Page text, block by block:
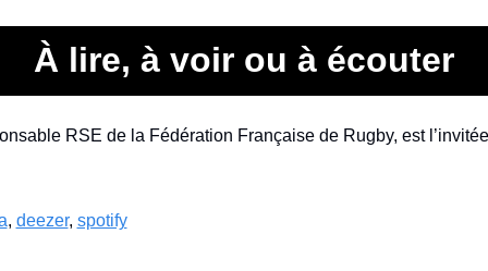
À lire, à voir ou à écouter
RSE de la Fédération Française de Rugby, est
, deezer, spotify